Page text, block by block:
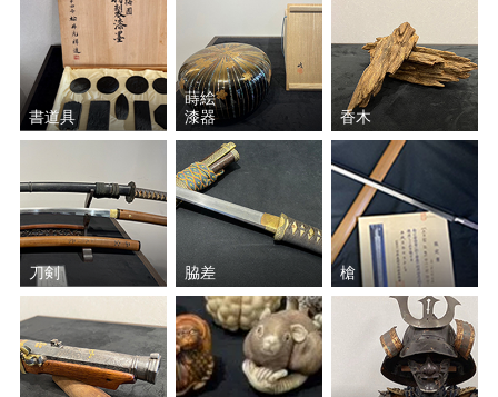
田崎 広助 原 精一
ジャン・ジャンセン
クリスチャン・リース・ラ
ミッシェル・バテュ
斎藤 清 岡田 三郎助
小林 和作 上村 松篁
上田 臥牛 絹谷 幸二
書道具
蒔絵
漆器
香木
刀剣 脇差 槍